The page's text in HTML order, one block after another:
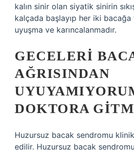
kalın sinir olan siyatik sinirin
kalçada başlayıp her iki bacağa
uyuşma ve karıncalanmadır.
GECELERI
AĞRISINDAN
DOKTORA
Huzursuz bacak sendromu
edilir. Huzursuz bacak